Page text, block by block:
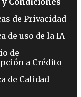
y Condiciones
de Privacidad
de uso de la IA
de
a Crédito
de Calidad